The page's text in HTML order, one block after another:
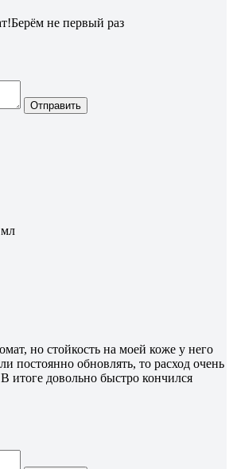
не первый раз
Отправить
но стойкость на моей коже у него
постоянно обновлять, то расход очень
итоге довольно быстро кончился